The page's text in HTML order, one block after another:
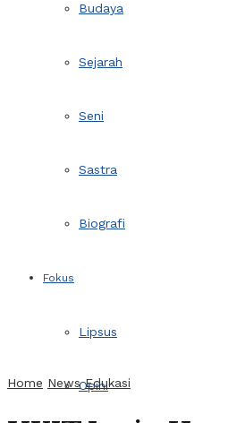
Budaya
Sejarah
Seni
Sastra
Biografi
Fokus
Lipsus
Opini
Home News Edukasi